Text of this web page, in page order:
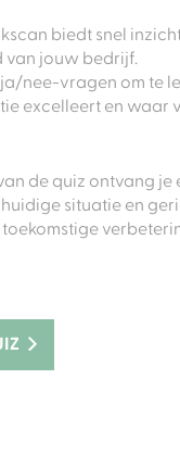
biedt snel
van jouw bedrijf.
nee-vragen om te
excelleert en waar
de quiz ontvang je
situatie en